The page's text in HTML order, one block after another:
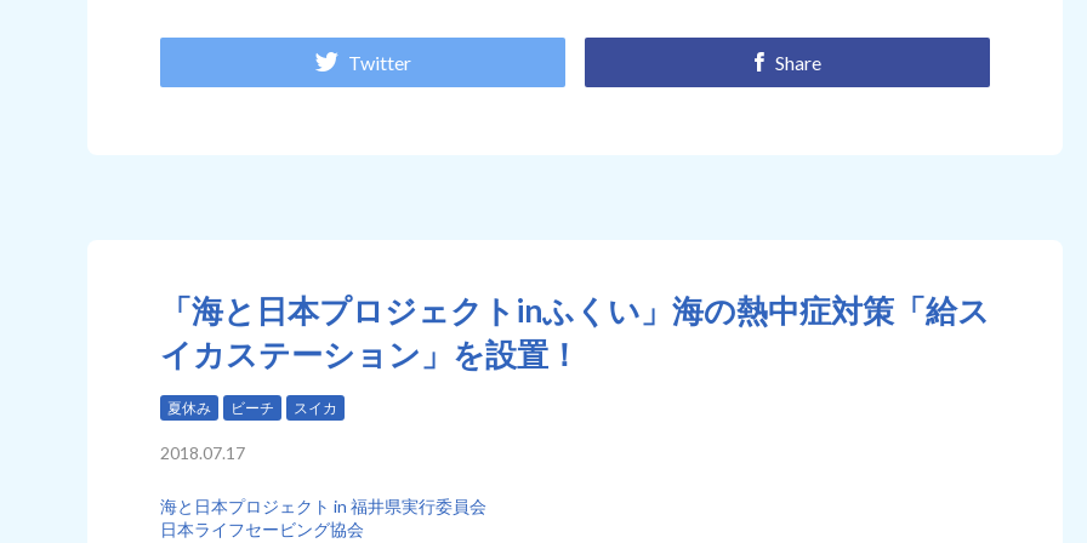
Twitter Share
「海と日本プロジェクトinふくい」海の熱中症対策「給ス
イカステーション」を設置！
夏休み ビーチ スイカ
2018.07.17
海と日本プロジェクト in 福井県実行委員会
日本ライフセービング協会